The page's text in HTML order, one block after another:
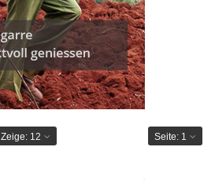
Zeige: 12 Seite: 1